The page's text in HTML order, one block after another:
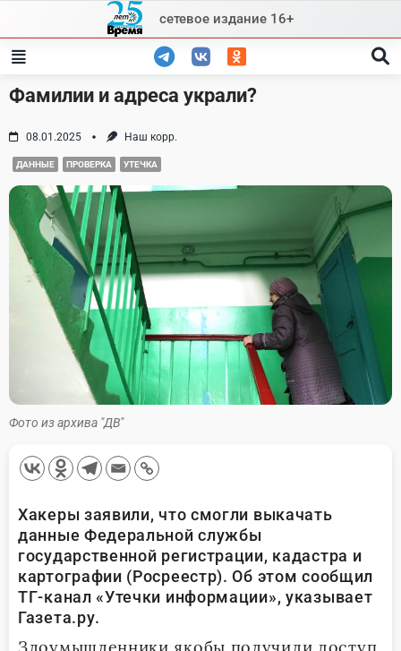
content
сетевое издание 16+
Фамилии и адреса украли?
08.01.2025 Наш корр.
ДАННЫЕ ПРОВЕРКА УТЕЧКА
Фото из архива "ДВ"
Хакеры заявили, что смогли выкачать
данные Федеральной службы
государственной регистрации, кадастра и
картографии (Росреестр). Об этом сообщил
ТГ-канал «Утечки информации», указывает
Газета.ру.
Злоумышленники якобы получили доступ